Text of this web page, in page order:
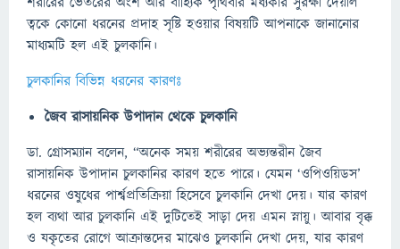
ত্বকে কোনো ধরনের প্রদাহ সৃষ্টি হওয়ার বিষয়টি আপনাকে জানানোর
মাধ্যমটি হল এই চুলকানি।
চুলকানির বিভিন্ন ধরনের কারণঃ
জৈব রাসায়নিক উপাদান থেকে চুলকানি
ডা. গ্রোসম্যান বলেন, “অনেক সময় শরীরের অভ্যন্তরীন জৈব
রাসায়নিক উপাদান চুলকানির কারণ হতে পারে। যেমন ‘ওপিওয়িডস’
ধরনের ওষুধের পার্শ্বপ্রতিক্রিয়া হিসেবে চুলকানি দেখা দেয়। যার কারণ
হল ব্যথা আর চুলকানি এই দুটিতেই সাড়া দেয় এমন স্নায়ু। আবার বৃক্ক
ও যকৃতের রোগে আক্রান্তদের মাঝেও চুলকানি দেখা দেয়, যার কারণ